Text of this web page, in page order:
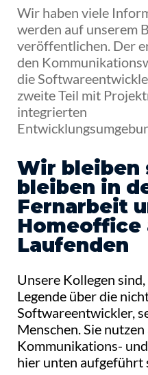
Wir haben viele
werden auf unserem
veröffentlichen. Der
den
die
zweite Teil mit
integrierten
Wir bleiben
bleiben in
Fernarbeit
Homeoffice
Laufenden
Unsere Kollegen
Legende über die
Softwareentwickler,
Menschen. Sie
Kommunikations-
hier unten aufgeführt